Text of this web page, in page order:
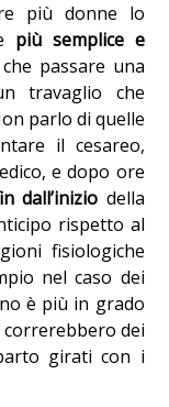
più donne lo
più semplice e
passare una
travaglio che
parlo di quelle
il cesareo,
e dopo ore
dall’inizio della
rispetto al
fisiologiche
nel caso dei
è più in grado
correrebbero dei
girati con i